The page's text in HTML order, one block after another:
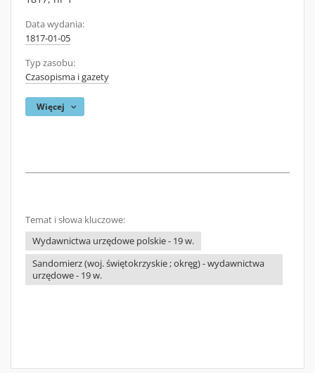
Data wydania:
1817-01-05
Typ zasobu:
Czasopisma i gazety
Więcej
Temat i słowa kluczowe:
Wydawnictwa urzędowe polskie - 19 w.
Sandomierz (woj. świętokrzyskie ; okręg) - wydawnictwa
urzędowe - 19 w.